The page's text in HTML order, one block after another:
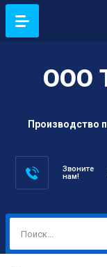
ООО
Производство
Звоните
нам!